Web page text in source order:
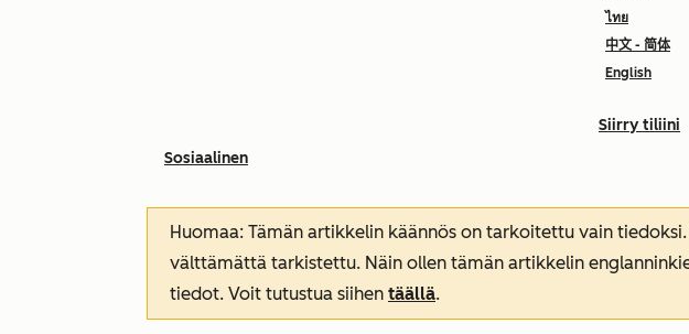
ไทย
中文 - 简体
English
Siirry tiliini
Sosiaalinen
Huomaa: Tämän artikkelin käännös on tarkoitettu vain
välttämättä tarkistettu. Näin ollen tämän artikkelin
tiedot. Voit tutustua siihen täällä.